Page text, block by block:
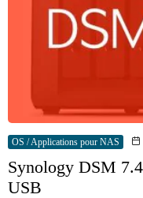
OS / Applications pour NAS
Synology DSM
USB